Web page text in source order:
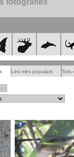
fotografies
Les més populars Tots